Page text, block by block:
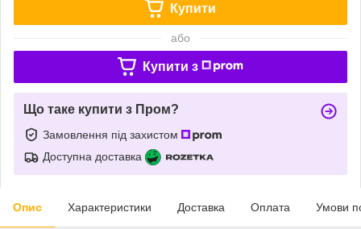
Купити
або
Купити з
Що таке купити з Пром?
Замовлення під захистом
Доступна доставка
Опис Характеристики Доставка Оплата Умови